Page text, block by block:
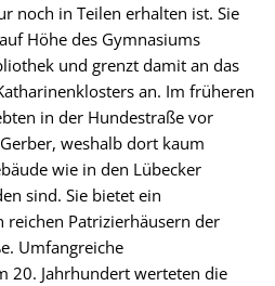
noch in Teilen erhalten ist. Sie
Höhe des Gymnasiums
und grenzt damit an das
an. Im früheren
in der Hundestraße vor
weshalb dort kaum
wie in den Lübecker
sind. Sie bietet ein
Patrizierhäusern der
Umfangreiche
20. Jahrhundert werteten die